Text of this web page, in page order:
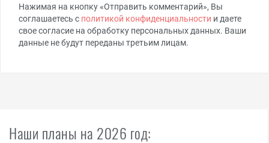
Нажимая на кнопку «Отправить комментарий», Вы
соглашаетесь с политикой конфиденциальности и даете
свое согласие на обработку персональных данных. Ваши
данные не будут переданы третьим лицам.
Наши планы на 2026 год: